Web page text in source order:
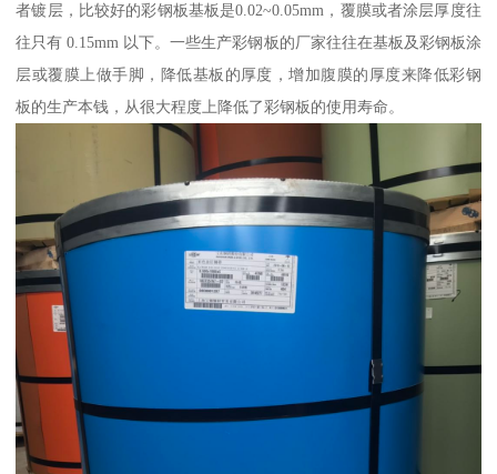
者镀层，比较好的彩钢板基板是0.02~0.05mm，覆膜或者涂层厚度往
往只有 0.15mm 以下。一些生产彩钢板的厂家往往在基板及彩钢板涂
层或覆膜上做手脚，降低基板的厚度，增加腹膜的厚度来降低彩钢
板的生产本钱，从很大程度上降低了彩钢板的使用寿命。